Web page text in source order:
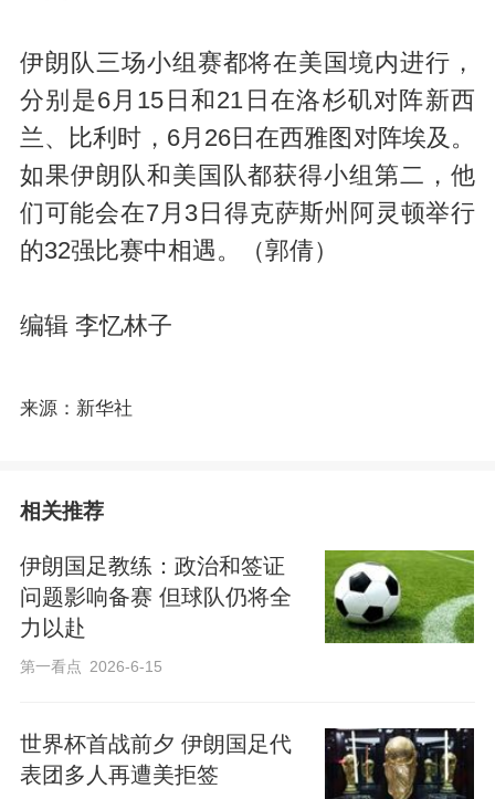
伊朗队三场小组赛都将在美国境内进行，
分别是6月15日和21日在洛杉矶对阵新西
兰、比利时，6月26日在西雅图对阵埃及。
如果伊朗队和美国队都获得小组第二，他
们可能会在7月3日得克萨斯州阿灵顿举行
的32强比赛中相遇。（郭倩）
编辑 李忆林子
来源：新华社
相关推荐
伊朗国足教练：政治和签证
问题影响备赛 但球队仍将全
力以赴
第一看点 2026-6-15
世界杯首战前夕 伊朗国足代
表团多人再遭美拒签